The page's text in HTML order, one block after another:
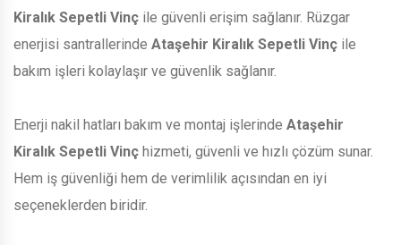
Kiralık Sepetli Vinç ile güvenli erişim sağlanır. Rüzgar
enerjisi santrallerinde Ataşehir Kiralık Sepetli Vinç ile
bakım işleri kolaylaşır ve güvenlik sağlanır.
Enerji nakil hatları bakım ve montaj işlerinde Ataşehir
Kiralık Sepetli Vinç hizmeti, güvenli ve hızlı çözüm sunar.
Hem iş güvenliği hem de verimlilik açısından en iyi
seçeneklerden biridir.